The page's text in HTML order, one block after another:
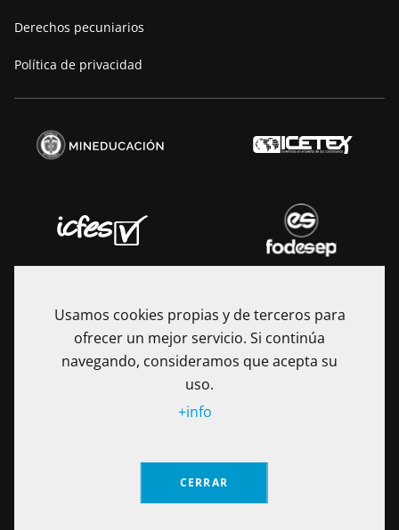
Derechos pecuniarios
Política de privacidad
una Institución de Educación Superior sometida a la
inspección y vigilancia del Ministerio de Educación Nacional
Usamos cookies propias y de terceros para
ofrecer un mejor servicio. Si continúa
navegando, consideramos que acepta su
uso.
CERRAR
+info